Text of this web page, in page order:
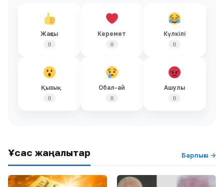
Жақсы
0
Керемет
0
Күлкілі
0
Қызық
0
Обал-ай
0
Ашулы
0
Ұқсас жаңалықтар Барлығы →